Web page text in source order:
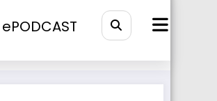
ePODCAST
ITR PLUS